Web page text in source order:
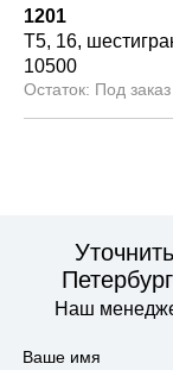
1201
Т5 16
10500
Под заказ
Наш
Ваше имя